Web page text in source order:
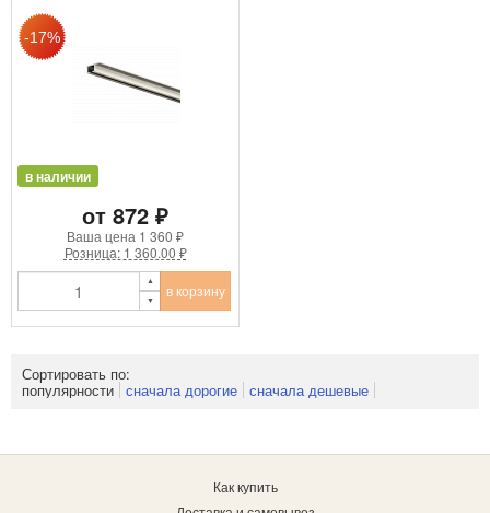
в наличии
от 872 ₽
Ваша цена 1 360 ₽
Розница: 1 360.00 ₽
в корзину
Сортировать по:
популярности сначала дорогие сначала дешевые
Как купить